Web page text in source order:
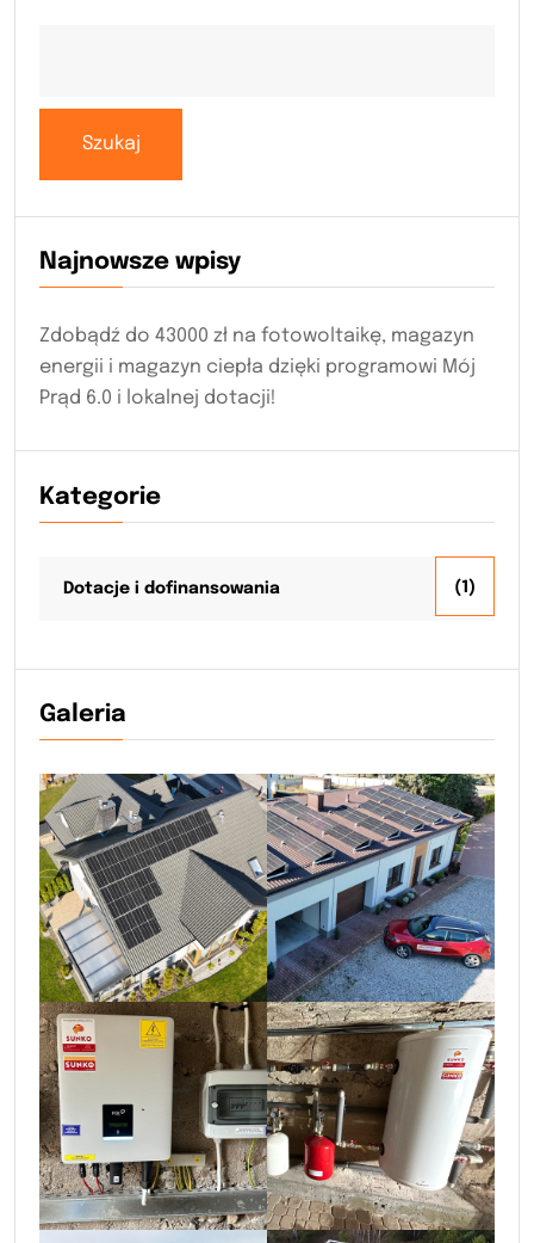
Szukaj
Najnowsze wpisy
Zdobądź do 43000 zł na fotowoltaikę, magazyn
energii i magazyn ciepła dzięki programowi Mój
Prąd 6.0 i lokalnej dotacji!
Kategorie
Dotacje i dofinansowania (1)
Galeria